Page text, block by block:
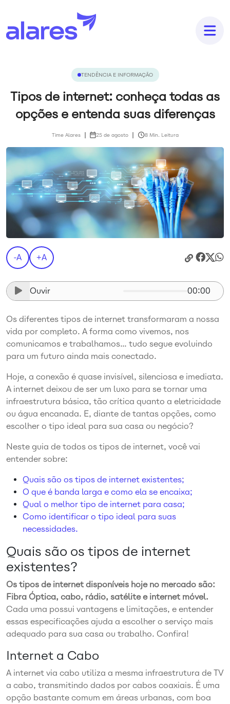
TENDÊNCIA E INFORMAÇÃO
Tipos de internet: conheça todas as
opções e entenda suas diferenças
Time Alares 25 de agosto 8 Min. Leitura
-A +A
Ouvir 00:00
Os diferentes tipos de internet transformaram a nossa
vida por completo. A forma como vivemos, nos
comunicamos e trabalhamos… tudo segue evoluindo
para um futuro ainda mais conectado.
Hoje, a conexão é quase invisível, silenciosa e imediata.
A internet deixou de ser um luxo para se tornar uma
infraestrutura básica, tão crítica quanto a eletricidade
ou água encanada. E, diante de tantas opções, como
escolher o tipo ideal para sua casa ou negócio?
Neste guia de todos os tipos de internet, você vai
entender sobre:
Quais são os tipos de internet existentes;
O que é banda larga e como ela se encaixa;
Qual o melhor tipo de internet para casa;
Como identificar o tipo ideal para suas
necessidades.
Quais são os tipos de internet
existentes?
Os tipos de internet disponíveis hoje no mercado são:
Fibra Óptica, cabo, rádio, satélite e internet móvel.
Cada uma possui vantagens e limitações, e entender
essas especificações ajuda a escolher o serviço mais
adequado para sua casa ou trabalho. Confira!
Internet a Cabo
A internet via cabo utiliza a mesma infraestrutura de TV
a cabo, transmitindo dados por cabos coaxiais. É uma
opção bastante comum em áreas urbanas, com boa